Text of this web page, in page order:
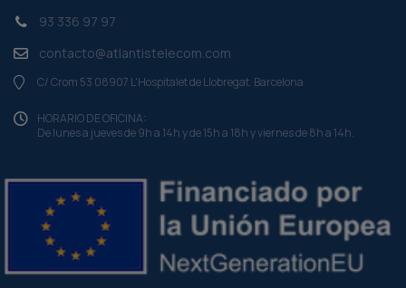
93 336 97 97
contacto@atlantistelecom.com
C/ Crom 53 08907 L'Hospitalet de Llobregat. Barcelona
HORARIO DE OFICINA:
De lunes a jueves de 9h a 14h y de 15h a 18h y viernes de 8h a 14h.